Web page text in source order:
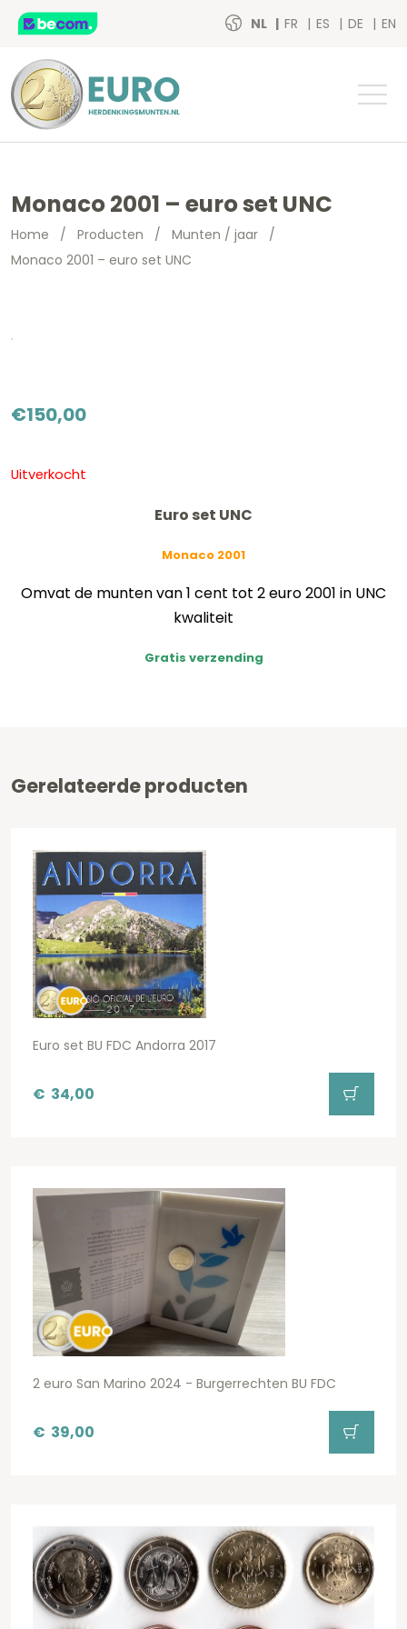
NL FR ES DE EN
Monaco 2001 – euro set UNC
Home / Producten / Munten / jaar /
Monaco 2001 – euro set UNC
€150,00
Uitverkocht
Euro set UNC
Monaco 2001
Omvat de munten van 1 cent tot 2 euro 2001 in UNC
kwaliteit
Gratis verzending
Gerelateerde producten
Euro set BU FDC Andorra 2017
€ 34,00
2 euro San Marino 2024 - Burgerrechten BU FDC
€ 39,00